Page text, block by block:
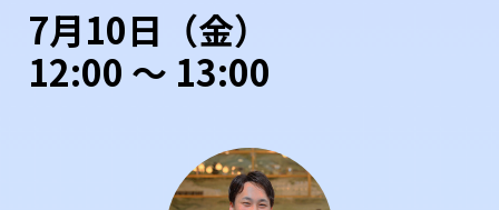
7月10日（金）
12:00 〜 13:00